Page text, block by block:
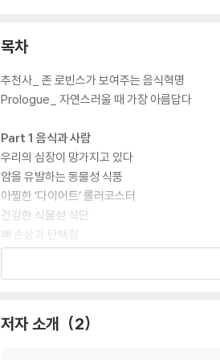
목차
추천사_ 존 로빈스가 보여주는 음식혁명
Prologue_ 자연스러울 때 가장 아름답다
Part 1 음식과 사람
우리의 심장이 망가지고 있다
암을 유발하는 동물성 식품
아찔한 ‘다이어트’ 롤러코스터
건강한 식물성 식단
뼈 손상과 단백질
안전한 식품 그릇이 없다
어떤 양돈업자 이야기
저자 소개 2